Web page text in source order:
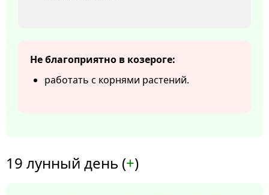
Не благоприятно в козероге:
работать с корнями растений.
19 лунный день (+)